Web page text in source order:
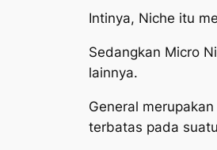
Intinya, Niche itu
Sedangkan Micro
lainnya.
General
terbatas pada